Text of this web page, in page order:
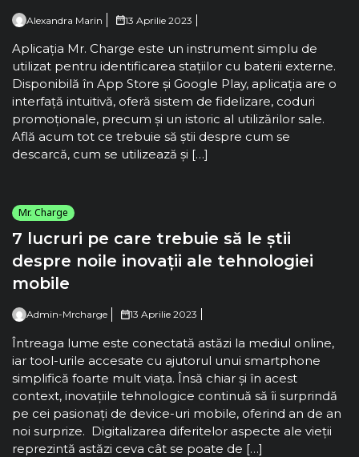
Alexandra Marin 13 Aprilie 2023
Aplicația Mr. Charge este un instrument simplu de
utilizat pentru identificarea stațiilor cu baterii externe.
Disponibilă în App Store și Google Play, aplicația are o
interfață intuitivă, oferă sistem de fidelizare, coduri
promoționale, precum și un istoric al utilizărilor sale.
Află acum tot ce trebuie să știi despre cum se
descarcă, cum se utilizează și […]
Mr. Charge
7 lucruri pe care trebuie să le știi
despre noile inovații ale tehnologiei
mobile
Admin-Mrcharge 13 Aprilie 2023
Întreaga lume este conectată astăzi la mediul online,
iar tool-urile accesate cu ajutorul unui smartphone
simplifică foarte mult viața. Însă chiar și în acest
context, inovațiile tehnologice continuă să îi surprindă
pe cei pasionați de device-uri mobile, oferind an de an
noi surprize. Digitalizarea diferitelor aspecte ale vieții
reprezintă astăzi ceva cât se poate de […]